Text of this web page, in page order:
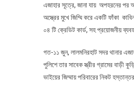
এজাহার সূত্রে, জানা যায় অপহরনের পর
অস্ত্রের মুখে জিম্মি করে একটি ফাঁকা
০৪ টি ক্রেডিট কার্ড, সহ প্রয়োজনীয়
গত-১১ জুন, লালমনিরহাট সদর থানার
পুলিশে তার সাবেক স্ত্রীর গ্রামের বাড়ী
ভাইয়ের জিম্মায় পরিবারের নিকট